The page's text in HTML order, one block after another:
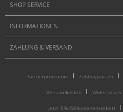
SHOP SERVICE
INFORMATIONEN
ZAHLUNG & VERSAND
Partnerprogramm Zahlungsarten
Versandkosten
Jetzt 5% Willkommensrabatt